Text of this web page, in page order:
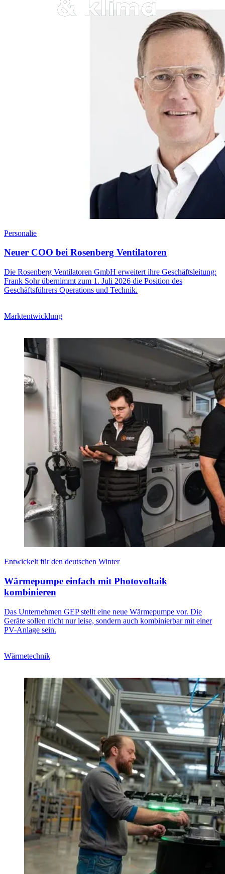
Personalie
Neuer COO bei Rosenberg Ventilatoren
Die Rosenberg Ventilatoren GmbH erweitert ihre Geschäftsleitung:
Frank Sohr übernimmt zum 1. Juli 2026 die Position des
Geschäftsführers Operations und Technik.
Marktentwicklung
Entwickelt für den deutschen Winter
Wärmepumpe einfach mit Photovoltaik
kombinieren
Das Unternehmen GEP stellt eine neue Wärmepumpe vor. Die
Geräte sollen nicht nur leise, sondern auch kombinierbar mit einer
PV-Anlage sein.
Wärmetechnik